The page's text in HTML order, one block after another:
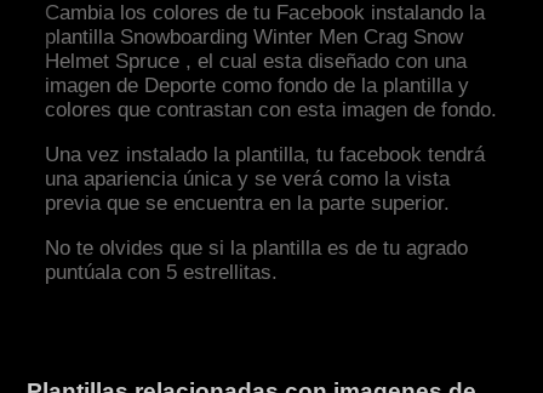
Cambia los colores de tu Facebook instalando la
plantilla Snowboarding Winter Men Crag Snow
Helmet Spruce , el cual esta diseñado con una
imagen de Deporte como fondo de la plantilla y
colores que contrastan con esta imagen de fondo.
Una vez instalado la plantilla, tu facebook tendrá
una apariencia única y se verá como la vista
previa que se encuentra en la parte superior.
No te olvides que si la plantilla es de tu agrado
puntúala con 5 estrellitas.